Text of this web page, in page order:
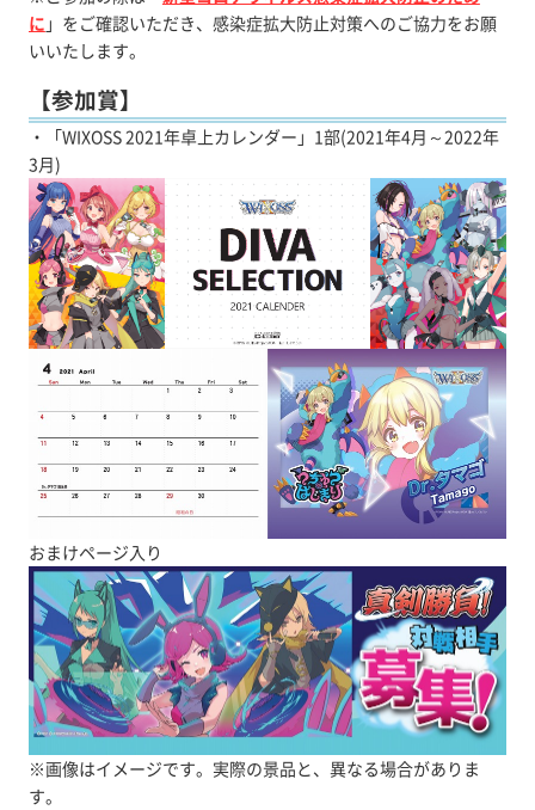
に 」をご確認いただき、感染症拡大防止対策へのご協力をお願
いいたします。
【参加賞】
・「WIXOSS 2021年卓上カレンダー」1部(2021年4月～2022年
3月)
おまけページ入り
※画像はイメージです。実際の景品と、異なる場合がありま
す。